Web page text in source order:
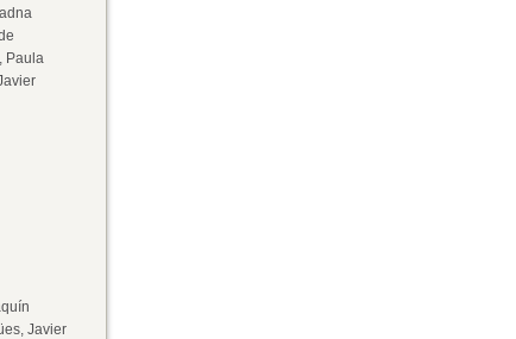
Paula
Javier